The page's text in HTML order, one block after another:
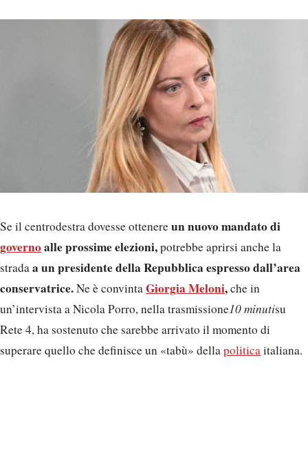
Se il centrodestra dovesse ottenereun nuovo mandato di
governoalle prossime elezioni,potrebbe aprirsi anche la
stradaa un presidente della Repubblica espresso dall’area
conservatrice.Ne è convintaGiorgia Meloni,che in
un’intervista a Nicola Porro, nella trasmissione10 minutisu
Rete 4, ha sostenuto che sarebbe arrivato il momento di
superare quello che definisce un «tabù» dellapoliticaitaliana.